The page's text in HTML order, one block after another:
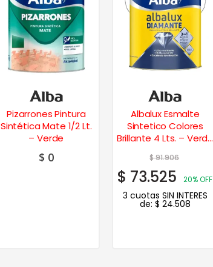
Pizarrones Pintura
Sintética Mate 1/2 Lt.
– Verde
$ 0
Albalux Esmalte
Sintetico Colores
Brillante 4 Lts. – Verde
$91.906
$ 73.525 20% OFF
3 cuotas SIN INTERES
de: $ 24.508